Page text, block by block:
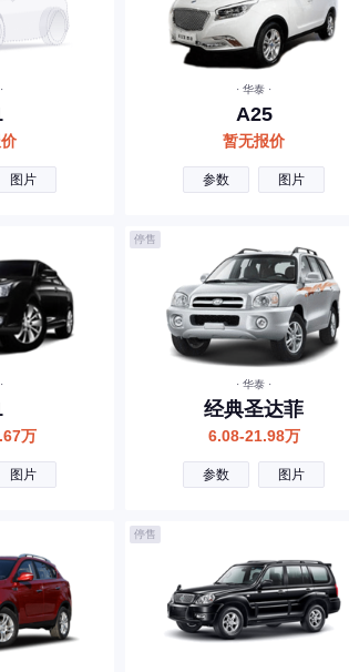
图片
· 华泰 ·
A25
暂无报价
参数 图片
万
图片
· 华泰 ·
经典圣达菲
6.08-21.98万
参数 图片
停售
停售